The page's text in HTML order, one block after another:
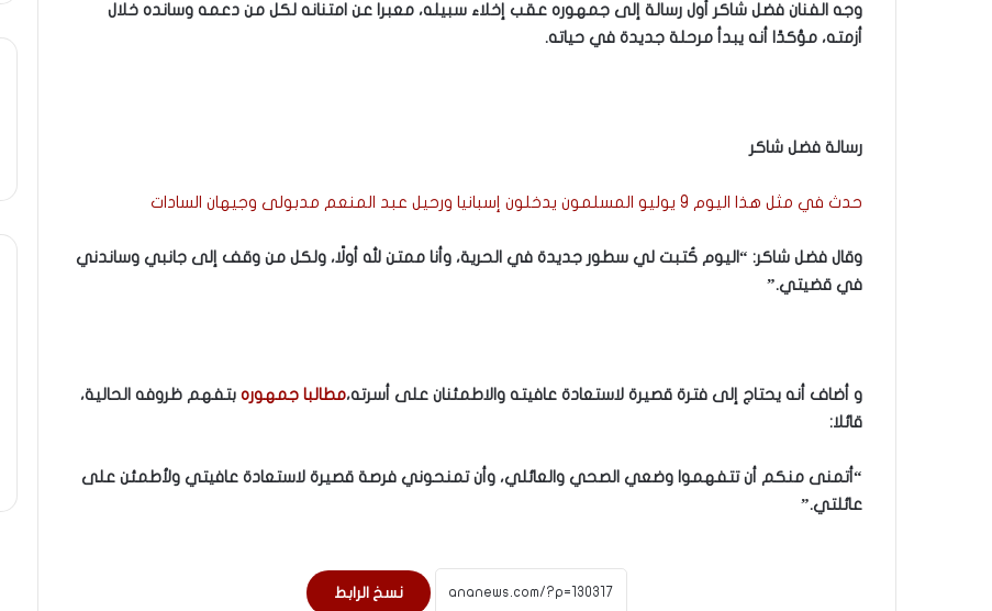
وجه الفنان فضل شاكر أول رسالة إلى جمهوره عقب إخلاء سبيله، معبرا عن امتنانه لكل من دعمه وسانده خلال
أزمته، مؤكدًا أنه يبدأ مرحلة جديدة في حياته.
رسالة فضل شاكر
حدث في مثل هذا اليوم 9 يوليو المسلمون يدخلون إسبانيا ورحيل عبد المنعم مدبولى وجيهان السادات
وقال فضل شاكر: “اليوم كُتبت لي سطور جديدة في الحرية، وأنا ممتن لله أولًا، ولكل من وقف إلى جانبي وساندني
في قضيتي.”
و أضاف أنه يحتاج إلى فترة قصيرة لاستعادة عافيته والاطمئنان على أسرته،مطالبا جمهوره بتفهم ظروفه الحالية،
قائلا:
“أتمنى منكم أن تتفهموا وضعي الصحي والعائلي، وأن تمنحوني فرصة قصيرة لاستعادة عافيتي ولأطمئن على
عائلتي.”
نسخ الرابط